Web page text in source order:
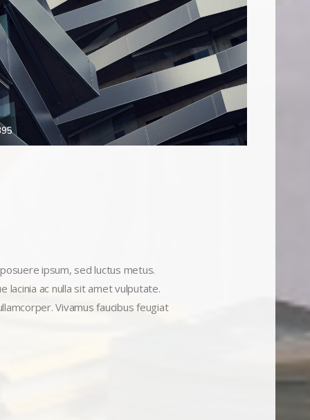
ipsum, sed luctus metus.
ac nulla sit amet vulputate.
Vivamus faucibus feugiat